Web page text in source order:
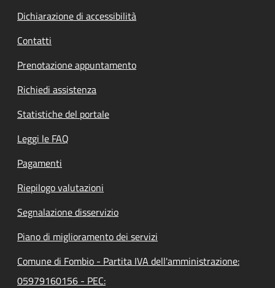
Dichiarazione di accessibilità
Contatti
Prenotazione appuntamento
Richiedi assistenza
Statistiche del portale
Leggi le FAQ
Pagamenti
Riepilogo valutazioni
Segnalazione disservizio
Piano di miglioramento dei servizi
Comune di Fombio - Partita IVA dell'amministrazione:
05979160156 - PEC: